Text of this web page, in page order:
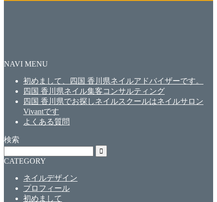
NAVI MENU
初めまして、四国 香川県ネイルアドバイザーです。
四国 香川県ネイル集客コンサルティング
四国 香川県でお探しネイルスクールはネイルサロン
Vivantです
よくある質問
検索
CATEGORY
ネイルデザイン
プロフィール
初めまして